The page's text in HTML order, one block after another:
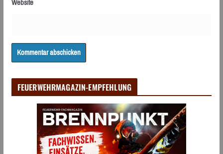
FEUERWEHRMAGAZIN-EMPFEHLUNG